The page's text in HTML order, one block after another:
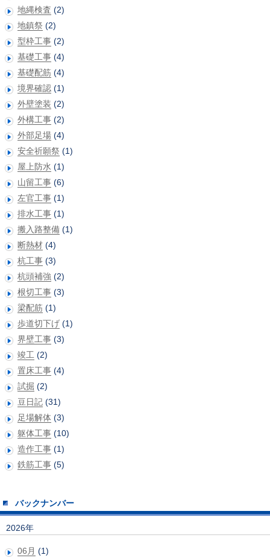
地縄検査 (2)
地鎮祭 (2)
型枠工事 (2)
基礎工事 (4)
基礎配筋 (4)
境界確認 (1)
外壁塗装 (2)
外構工事 (2)
外部足場 (4)
安全祈願祭 (1)
屋上防水 (1)
山留工事 (6)
左官工事 (1)
排水工事 (1)
搬入路整備 (1)
断熱材 (4)
杭工事 (3)
杭頭補強 (2)
根切工事 (3)
梁配筋 (1)
歩道切下げ (1)
界壁工事 (3)
竣工 (2)
置床工事 (4)
試掘 (2)
豆日記 (31)
足場解体 (3)
躯体工事 (10)
造作工事 (1)
鉄筋工事 (5)
バックナンバー
2026年
06月 (1)